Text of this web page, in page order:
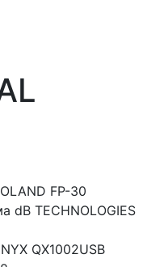
FP-30
dB TECHNOLOGIES
QX1002USB